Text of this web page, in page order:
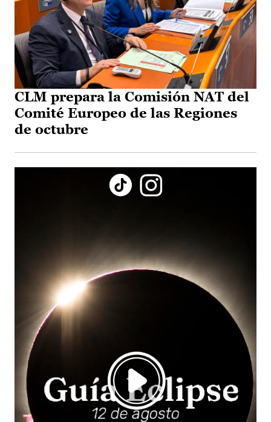
CLM prepara la Comisión NAT del
Comité Europeo de las Regiones
de octubre